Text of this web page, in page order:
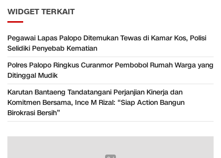
WIDGET TERKAIT
Pegawai Lapas Palopo Ditemukan Tewas di Kamar Kos, Polisi
Selidiki Penyebab Kematian
Polres Palopo Ringkus Curanmor Pembobol Rumah Warga yang
Ditinggal Mudik
Karutan Bantaeng Tandatangani Perjanjian Kinerja dan
Komitmen Bersama, Ince M Rizal: “Siap Action Bangun
Birokrasi Bersih”